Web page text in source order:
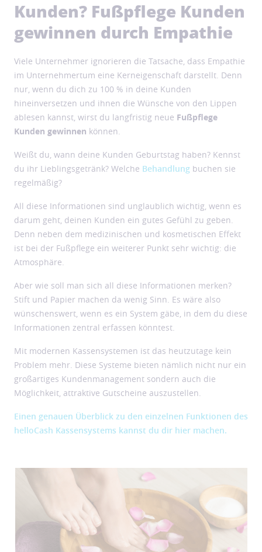
Kunden? Fußpflege Kunden
gewinnen durch Empathie
Viele Unternehmer ignorieren die Tatsache, dass Empathie
im Unternehmertum eine Kerneigenschaft darstellt. Denn
nur, wenn du dich zu 100 % in deine Kunden
hineinversetzen und ihnen die Wünsche von den Lippen
ablesen kannst, wirst du langfristig neue Fußpflege
Kunden gewinnen können.
Weißt du, wann deine Kunden Geburtstag haben? Kennst
du ihr Lieblingsgetränk? Welche Behandlung buchen sie
regelmäßig?
All diese Informationen sind unglaublich wichtig, wenn es
darum geht, deinen Kunden ein gutes Gefühl zu geben.
Denn neben dem medizinischen und kosmetischen Effekt
ist bei der Fußpflege ein weiterer Punkt sehr wichtig: die
Atmosphäre.
Aber wie soll man sich all diese Informationen merken?
Stift und Papier machen da wenig Sinn. Es wäre also
wünschenswert, wenn es ein System gäbe, in dem du diese
Informationen zentral erfassen könntest.
Mit modernen Kassensystemen ist das heutzutage kein
Problem mehr. Diese Systeme bieten nämlich nicht nur ein
großartiges Kundenmanagement sondern auch die
Möglichkeit, attraktive Gutscheine auszustellen.
Einen genauen Überblick zu den einzelnen Funktionen des
helloCash Kassensystems kannst du dir hier machen.